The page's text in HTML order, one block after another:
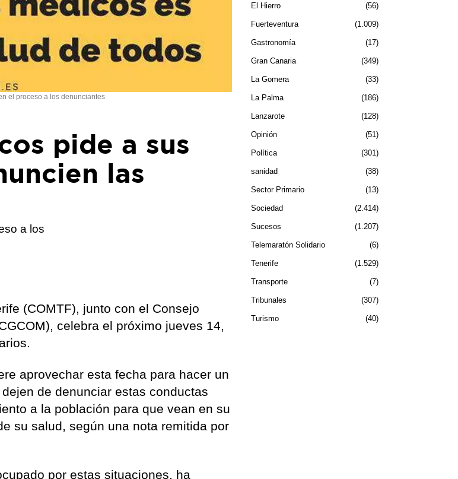
el proceso a los denunciantes
pide a sus
las
a los
(COMTF), junto con el Consejo
celebra el próximo jueves 14,
aprovechar esta fecha para hacer un
de denunciar estas conductas
a la población para que vean en su
su salud, según una nota remitida por
por estas situaciones, ha
El Hierro 56
Fuerteventura 1.009
Gastronomía 17
Gran Canaria 349
La Gomera 33
La Palma 186
Lanzarote 128
Opinión 51
Política 301
sanidad 38
Sector Primario 13
Sociedad 2.414
Sucesos 1.207
Telemaratón Solidario 6
Tenerife 1.529
Transporte 7
Tribunales 307
Turismo 40